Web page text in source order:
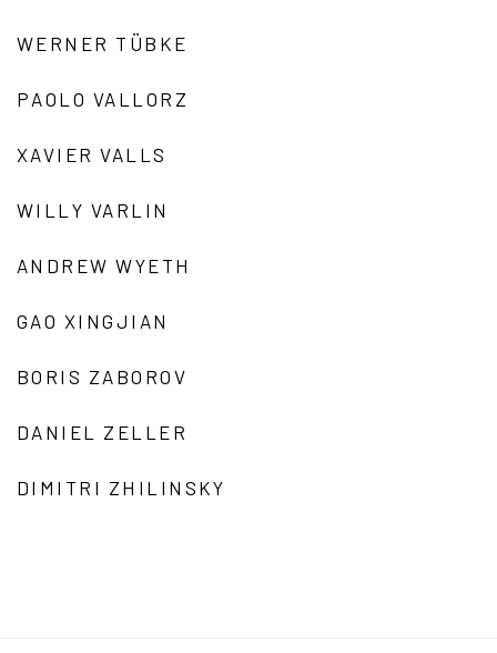
WERNER TÜBKE
PAOLO VALLORZ
XAVIER VALLS
WILLY VARLIN
ANDREW WYETH
GAO XINGJIAN
BORIS ZABOROV
DANIEL ZELLER
DIMITRI ZHILINSKY